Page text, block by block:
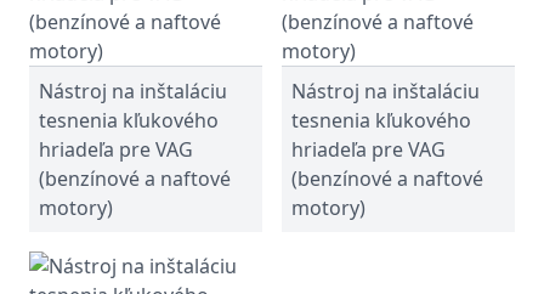
Nástroj na inštaláciu
tesnenia kľukového
hriadeľa pre VAG
(benzínové a naftové
motory)
Nástroj na inštaláciu
tesnenia kľukového
hriadeľa pre VAG
(benzínové a naftové
motory)